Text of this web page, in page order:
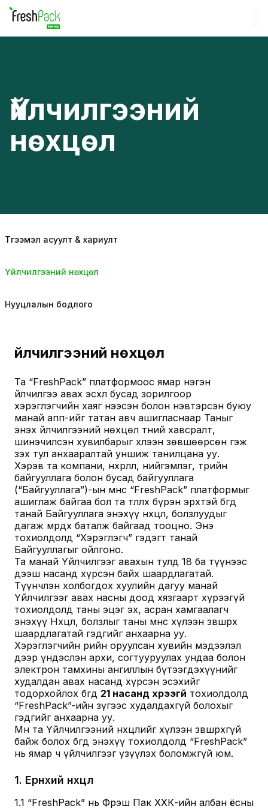
Үйлчилгээний
нөхцөл
Түгээмэл асуулт & хариулт
Үйлчилгээний нөхцөл
Нууцлалын бодлого
Үйлчилгээний нөхцөл
Та “FreshPack” платформоос ямар нэгэн
үйлчилгээ авах эсхүл бусад зорилгоор
хэрэглэгчийн хаяг нээсэн болон нэвтэрсэн буюу
манай апп-ийг татан авч ашигласнаар Таныг
энэхүү үйлчилгээний нөхцөл түүний хавсралт,
шинэчилсэн хувилбарыг хүлээн зөвшөөрсөн гэж
үзэх тул анхааралтай уншиж танилцана уу.
Хэрэв та компани, нөхөрлөл, нийгэмлэг, төрийн
байгууллага болон бусад байгууллага
(“Байгууллага”)-ын өмнөөс “FreshPack” платформыг
ашиглаж байгаа бол та төлөөлөх бүрэн эрхтэй бөгөөд
танай Байгууллага энэхүү нөхцөл, болзлуудыг
дагаж мөрдөхөө баталж байгаад тооцно. Энэ
тохиолдолд “Хэрэглэгч” гэдэгт танай
Байгууллагыг ойлгоно.
Та манай Үйлчилгээг авахын тулд 18 ба түүнээс
дээш насанд хүрсэн байх шаардлагатай.
Түүнчлэн холбогдох хуулийн дагуу манай
Үйлчилгээг авах насны доод хязгаарт хүрээгүй
тохиолдолд таны эцэг эх, асран хамгаалагч
энэхүү Нөхцөл, болзлыг таны өмнөөс хүлээн зөвшөөрөх
шаардлагатай гэдгийг анхаарна уу.
Хэрэглэгчийн өөрийн оруулсан хувийн мэдээлэл
дээр үндэслэн архи, согтууруулах ундаа болон
электрон тамхины ангиллын бүтээгдэхүүнийг
худалдан авах насанд хүрсэн эсэхийг
тодорхойлох бөгөөд 21 насанд хүрээгүй тохиолдолд
“FreshPack”-ийн зүгээс худалдахгүй болохыг
гэдгийг анхаарна уу.
Мөн та Үйлчилгээний нөхцөлийг хүлээн зөвшөөрөхгүй
байж болох бөгөөд энэхүү тохиолдолд “FreshPack”
нь ямар ч үйлчилгээг үзүүлэх боломжгүй юм.
1. Ерөнхий нөхцөл
1.1 “FreshPack” нь Фрэш Пак ХХК-ийн албан ёсны